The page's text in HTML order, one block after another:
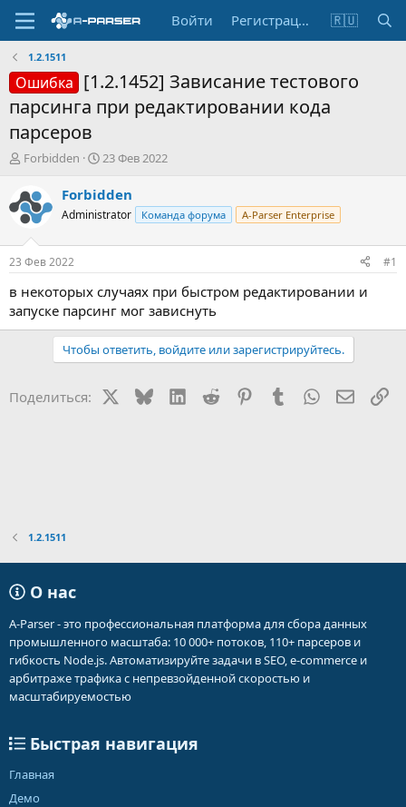
Войти Регистрация 🇷🇺
1.2.1511
Ошибка [1.2.1452] Зависание тестового
парсинга при редактировании кода
парсеров
А
т
о
р
т
е
м
ы
Forbidden
Д
т
н
а
л
23 Фев 2022
Forbidden
Administrator Команда форума A-Parser Enterprise
23 Фев 2022 #1
в некоторых случаях при быстром редактировании и
запуске парсинг мог зависнуть
Чтобы ответить, войдите или зарегистрируйтесь.
Поделиться: BlueskyLinkedIn
Reddit PinterestTumblr WhatsApp
1.2.1511
О нас
A-Parser - это профессиональная платформа для сбора данных
промышленного масштаба: 10 000+ потоков, 110+ парсеров и
гибкость Node.js. Автоматизируйте задачи в SEO, e-commerce и
арбитраже трафика с непревзойденной скоростью и
масштабируемостью
Быстрая навигация
Главная
Демо